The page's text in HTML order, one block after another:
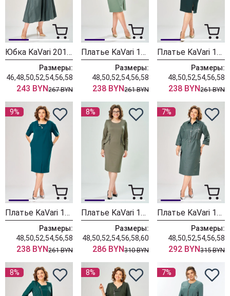
Юбка KaVari 2014 хаки
Размеры:
46,48,50,52,54,56,58
243 BYN267 BYN
Платье KaVari 1162-3 зеленый
Размеры:
48,50,52,54,56,58
238 BYN261 BYN
Платье KaVari 1162-2 изумруд
Размеры:
48,50,52,54,56,58
238 BYN261 BYN
9%
Платье KaVari 1161-1 изумруд
Размеры:
48,50,52,54,56,58
238 BYN261 BYN
8%
Платье KaVari 1160-2 темно зеленый
Размеры:
48,50,52,54,56,58,60
286 BYN310 BYN
7%
Платье KaVari 1159 хаки
Размеры:
48,50,52,54,56,58
292 BYN315 BYN
8% 8% 7%